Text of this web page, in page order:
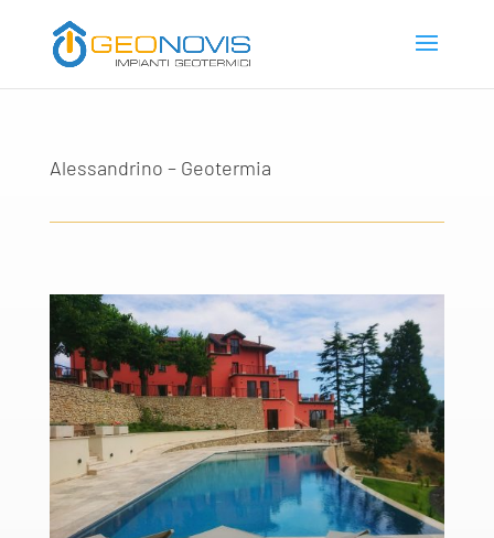
Alessandrino – Geotermia